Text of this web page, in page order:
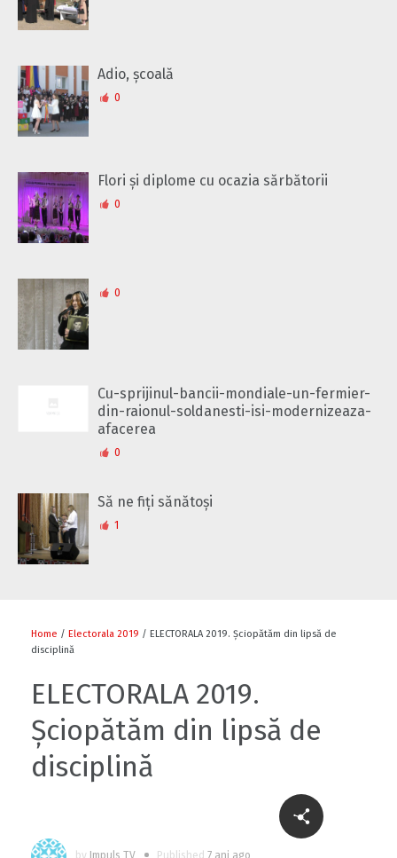
Adio, școală
0
Flori și diplome cu ocazia sărbătorii
0
0
Cu-sprijinul-bancii-mondiale-un-fermier-
din-raionul-soldanesti-isi-modernizeaza-
afacerea
0
Să ne fiți sănătoși
1
Home / Electorala 2019 / ELECTORALA 2019. Șciopătăm din lipsă de
disciplină
ELECTORALA 2019.
Șciopătăm din lipsă de
disciplină
by Impuls TV Published 7 ani ago